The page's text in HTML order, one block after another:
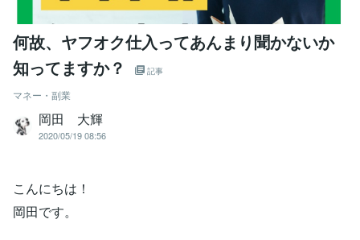
何故、ヤフオク仕入ってあんまり聞かないか
知ってますか？
記事
マネー・副業
岡田 大輝
2020/05/19 08:56
こんにちは！
岡田です。